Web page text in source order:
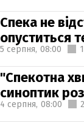
Спека не
опуститься
5 серпня, 08:00
"Спекотна
синоптик
4 серпня, 08:00